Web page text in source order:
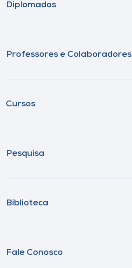
Diplomados
Professores e Colaboradores
Cursos
Pesquisa
Biblioteca
Fale Conosco